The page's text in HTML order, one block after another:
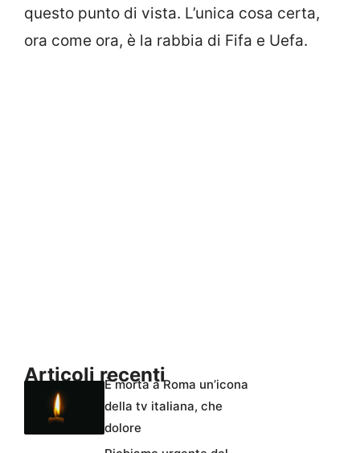
questo punto di vista. L’unica cosa certa,
ora come ora, è la rabbia di Fifa e Uefa.
Articoli recentiÈ morta a Roma un’icona
della tv italiana, che
dolore